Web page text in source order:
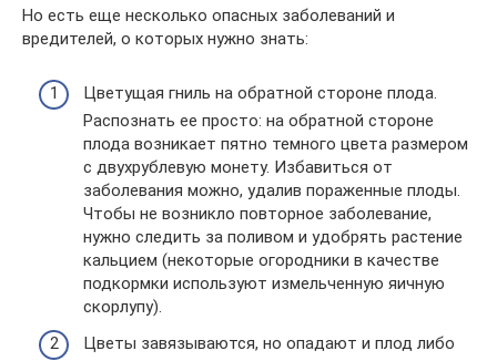
Но есть еще несколько опасных заболеваний и
вредителей, о которых нужно знать:
Цветущая гниль на обратной стороне плода.
Распознать ее просто: на обратной стороне
плода возникает пятно темного цвета размером
с двухрублевую монету. Избавиться от
заболевания можно, удалив пораженные плоды.
Чтобы не возникло повторное заболевание,
нужно следить за поливом и удобрять растение
кальцием (некоторые огородники в качестве
подкормки используют измельченную яичную
скорлупу).
Цветы завязываются, но опадают и плод либо